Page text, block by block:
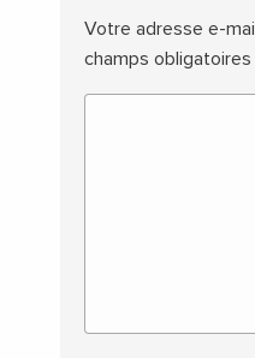
Votre adresse e-
champs